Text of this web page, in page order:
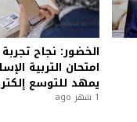
الخضور: نجاح تجربة
امتحان التربية
يمهد للتوسع
1 شهر ago